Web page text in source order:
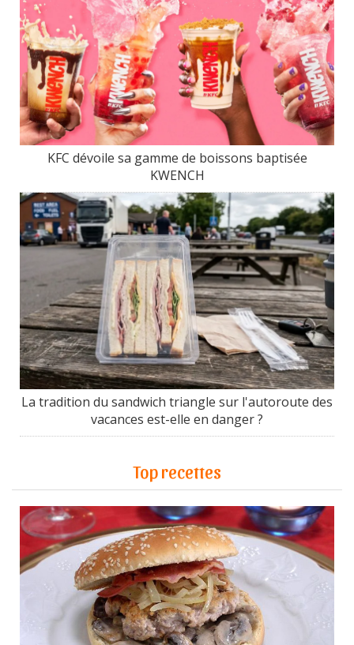
KFC dévoile sa gamme de boissons baptisée
KWENCH
La tradition du sandwich triangle sur l'autoroute des
vacances est-elle en danger ?
Top recettes